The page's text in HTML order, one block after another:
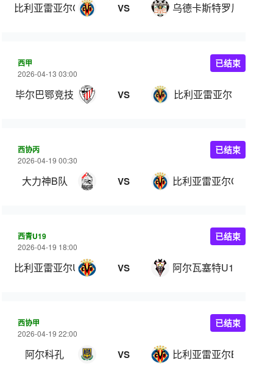
比利亚雷亚尔C队 VS 乌德卡斯特罗尼
西甲
2026-04-13 03:00
毕尔巴鄂竞技 VS 比利亚雷亚尔
已结束
西协丙
2026-04-19 00:30
大力神B队 VS 比利亚雷亚尔C队
已结束
西青U19
2026-04-19 18:00
比利亚雷亚尔U19 VS 阿尔瓦塞特U19
已结束
西协甲
2026-04-19 22:00
阿尔科孔 VS 比利亚雷亚尔B队
已结束